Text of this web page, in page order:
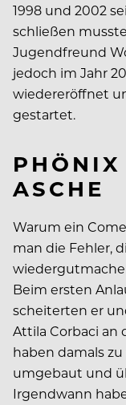
1998 und 2002
schließen
Jugendfreund
jedoch im Jahr
wiedereröffnet
gestartet.
PHÖNIX
ASCHE
Warum ein
man die Fehler,
Beim ersten
scheiterten er
Attila Corbaci an
haben damals
umgebaut und
Irgendwann